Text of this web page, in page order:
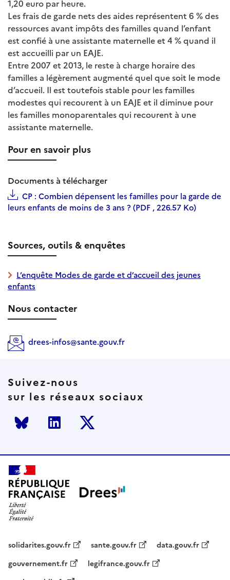
1,20 euro par heure.
Les frais de garde nets des aides représentent 6 % des
ressources avant impôts des familles quand l’enfant
est confié à une assistante maternelle et 4 % quand il
est accueilli par un EAJE.
Entre 2007 et 2013, le reste à charge horaire des
familles a légèrement augmenté quel que soit le mode
d’accueil. Il est toutefois stable pour les familles
modestes qui recourent à un EAJE et il diminue pour
les familles monoparentales qui recourent à une
assistante maternelle.
Pour en savoir plus
Documents à télécharger
CP : Combien dépensent les familles pour la garde de
leurs enfants de moins de 3 ans ? (PDF , 226.57 Ko)
Sources, outils & enquêtes
L’enquête Modes de garde et d’accueil des jeunes
enfants
Nous contacter
drees-infos@sante.gouv.fr
Suivez-nous
sur les réseaux sociaux
Bluesky LinkedInTwitter
solidarites.gouv.fr sante.gouv.fr
data.gouv.fr
gouvernement.fr
legifrance.gouv.fr